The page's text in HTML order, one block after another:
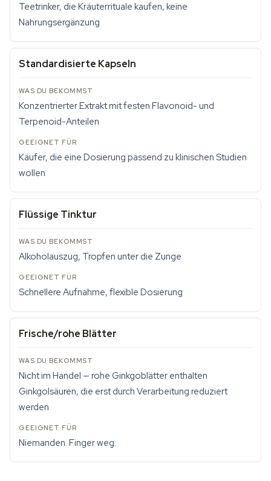
Teetrinker, die Kräuterrituale kaufen, keine
Nahrungsergänzung
Standardisierte Kapseln
Konzentrierter Extrakt mit festen Flavonoid- und
Terpenoid-Anteilen
Käufer, die eine Dosierung passend zu klinischen Studien
wollen
Flüssige Tinktur
Alkoholauszug, Tropfen unter die Zunge
Schnellere Aufnahme, flexible Dosierung
Frische/rohe Blätter
Nicht im Handel — rohe Ginkgoblätter enthalten
Ginkgolsäuren, die erst durch Verarbeitung reduziert
werden
Niemanden. Finger weg.